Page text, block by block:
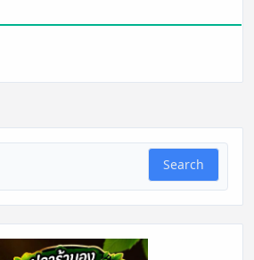
Search